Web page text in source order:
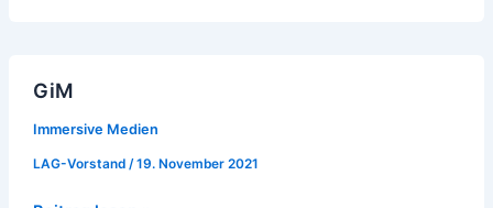
GiM
Immersive Medien
LAG-Vorstand /19. November 2021